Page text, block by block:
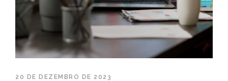
20 DE DEZEMBRO DE 2023